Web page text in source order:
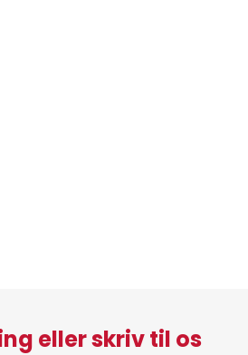
eller skriv til os